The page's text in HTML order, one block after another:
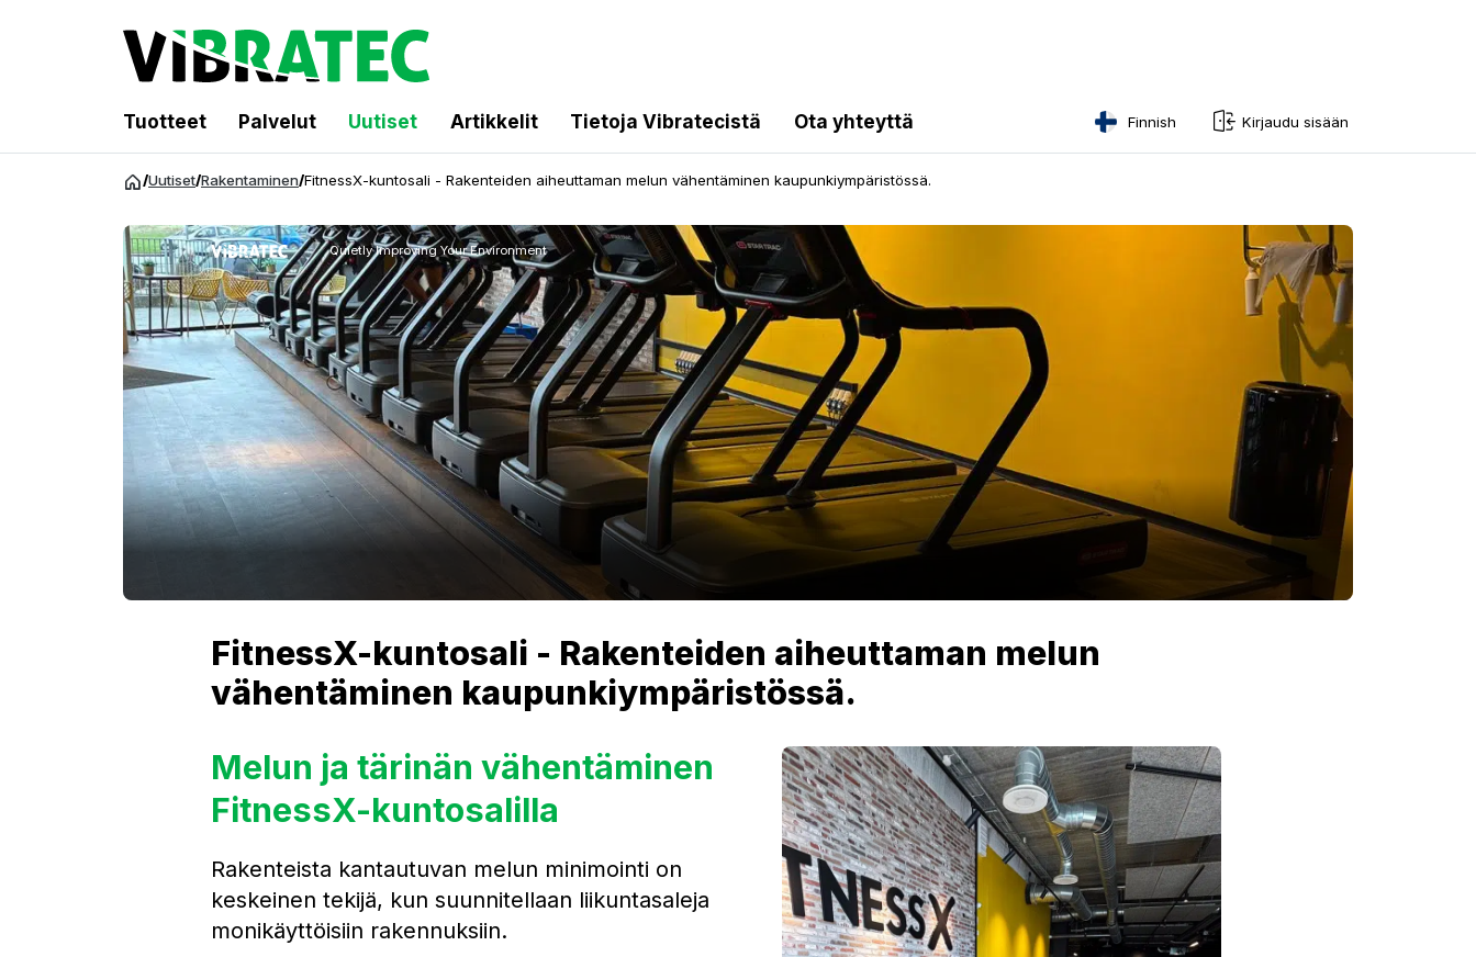
Tuotteet Palvelut Uutiset Artikkelit Tietoja Vibratecistä Ota yhteyttä Finnish Kirjaudu sisään
/Uutiset/Rakentaminen/FitnessX-kuntosali - Rakenteiden aiheuttaman melun vähentäminen kaupunkiympäristössä.
Quietly Improving Your Environment
FitnessX-kuntosali - Rakenteiden aiheuttaman melun
vähentäminen kaupunkiympäristössä.
Melun ja tärinän vähentäminen
FitnessX-kuntosalilla
Rakenteista kantautuvan melun minimointi on
keskeinen tekijä, kun suunnitellaan liikuntasaleja
monikäyttöisiin rakennuksiin.